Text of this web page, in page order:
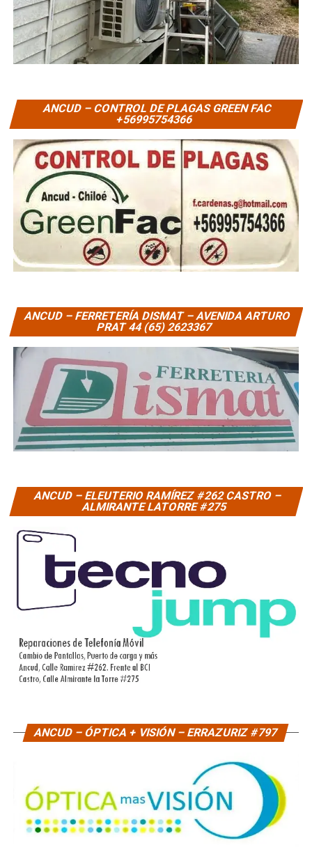
ANCUD – CONTROL DE PLAGAS GREEN FAC
+56995754366
ANCUD – FERRETERÍA DISMAT – AVENIDA ARTURO
PRAT 44 (65) 2623367
ANCUD – ELEUTERIO RAMÍREZ #262 CASTRO –
ALMIRANTE LATORRE #275
ANCUD – ÓPTICA + VISIÓN – ERRAZURIZ #797